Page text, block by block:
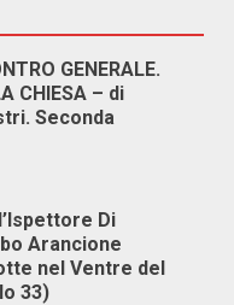
GENERALE.
CHIESA – di
Seconda
Di
Arancione
nel Ventre del
33)